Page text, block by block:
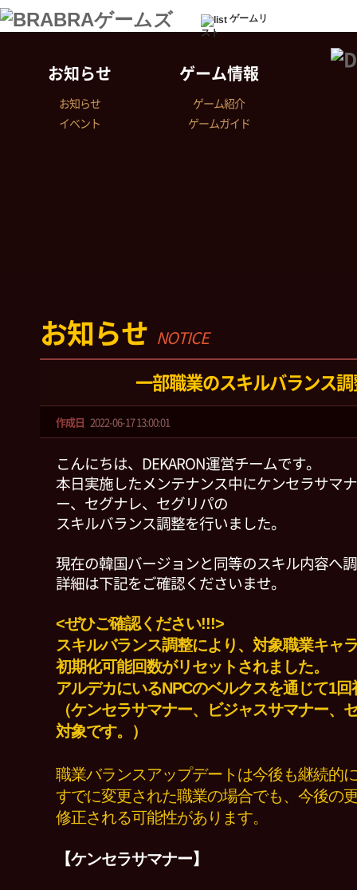
ゲームリ
スト
お知らせ
お知らせ
イベント
ゲーム情報
ゲーム紹介
ゲームガイド
お知らせ NOTICE
一部職業のスキルバランス
作成日 2022-06-17 13:00:01
こんにちは、DEKARON運営チームです。
本日実施したメンテナンス中にケンセラサマ
ー、セグナレ、セグリパの
スキルバランス調整を行いました。
現在の韓国バージョンと同等のスキル内容へ
詳細は下記をご確認くださいませ。
<ぜひご確認ください!!!>
スキルバランス調整により、対象職業キャ
初期化可能回数がリセットされました。
アルデカにいるNPCのベルクスを通じて1
（ケンセラサマナー、ビジャスサマナー、
対象です。）
職業バランスアップデートは今後も継続的
すでに変更された職業の場合でも、今後の
修正される可能性があります。
【ケンセラサマナー】